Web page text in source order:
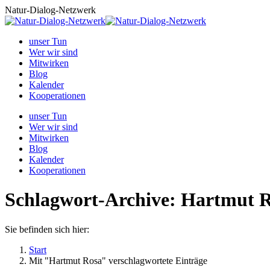
Zum
Inhalt
Natur-Dialog-Netzwerk
unser Tun
Wer wir sind
Mitwirken
Blog
Kalender
Kooperationen
unser Tun
Wer wir sind
Mitwirken
Blog
Kalender
Kooperationen
Schlagwort-Archive: Hartmut
Sie befinden sich hier:
Start
Mit "Hartmut Rosa" verschlagwortete Einträge